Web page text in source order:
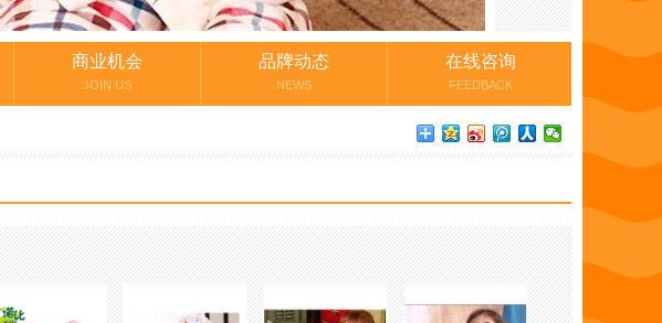
商业机会
JOIN US
品牌动态
NEWS
在线咨询
FEEDBACK